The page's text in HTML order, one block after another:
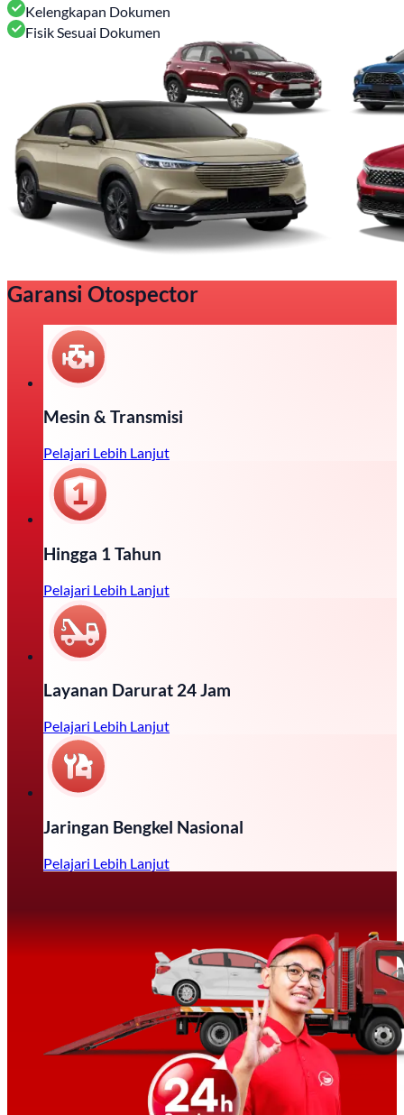
Kelengkapan Dokumen
Fisik Sesuai Dokumen
Garansi Otospector
Mesin & Transmisi
Pelajari Lebih Lanjut
Hingga 1 Tahun
Pelajari Lebih Lanjut
Layanan Darurat 24 Jam
Pelajari Lebih Lanjut
Jaringan Bengkel Nasional
Pelajari Lebih Lanjut